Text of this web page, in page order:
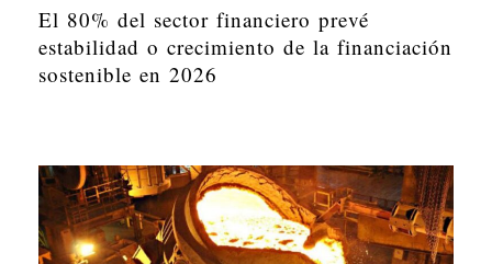
El 80% del sector financiero prevé
estabilidad o crecimiento de la financiación
sostenible en 2026